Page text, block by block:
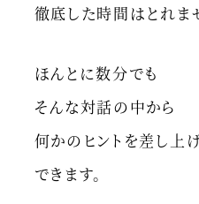
徹底した時間はとれま
ほんとに数分でも
そんな対話の中から
何かのヒントを差し上
できます。